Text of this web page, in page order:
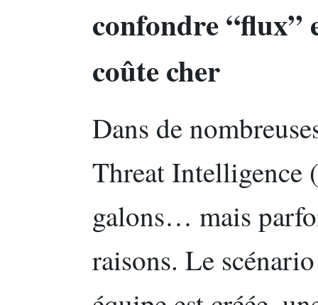
confondre “flux”
coûte cher
Dans de
Threat Intelligence
galons… mais
raisons. Le